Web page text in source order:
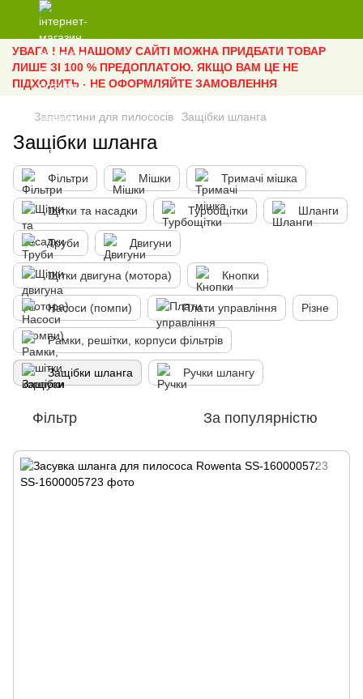
УВАГА ! НА НАШОМУ САЙТІ МОЖНА ПРИДБАТИ ТОВАР
ЛИШЕ ЗІ 100 % ПРЕДОПЛАТОЮ. ЯКЩО ВАМ ЦЕ НЕ
ПІДХОДИТЬ - НЕ ОФОРМЛЯЙТЕ ЗАМОВЛЕННЯ
Запчастини для пилососів Защібки шланга
Защібки шланга
Фільтри Мішки Тримачі мішка
Щітки та насадки Турбощітки Шланги
Труби Двигуни
Щітки двигуна (мотора) Кнопки
Насоси (помпи) Плати управління Різне
Рамки, решітки, корпуси фільтрів
Защібки шланга Ручки шлангу
Фільтр За популярністю